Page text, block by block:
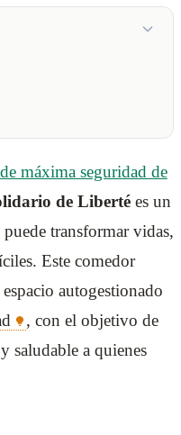
máxima seguridad de
de Liberté es un
transformar vidas,
Este comedor
autogestionado
, con el objetivo de
saludable a quienes